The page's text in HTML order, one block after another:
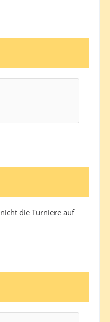
die Turniere auf